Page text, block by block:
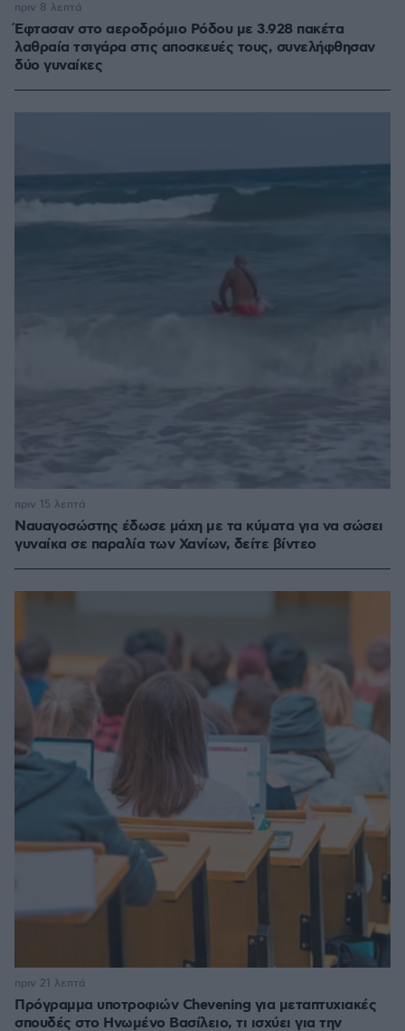
Έφτασαν στο αεροδρόμιο Ρόδου με 3.928 πακέτα
λαθραία τσιγάρα στις αποσκευές τους, συνελήφθησαν
δύο γυναίκες
πριν 8 λεπτά
Ναυαγοσώστης έδωσε μάχη με τα κύματα για να σώσει
γυναίκα σε παραλία των Χανίων, δείτε βίντεο
πριν 15 λεπτά
Πρόγραμμα υποτροφιών Chevening για μεταπτυχιακές
σπουδές στο Ηνωμένο Βασίλειο, τι ισχύει για την
πριν 21 λεπτά